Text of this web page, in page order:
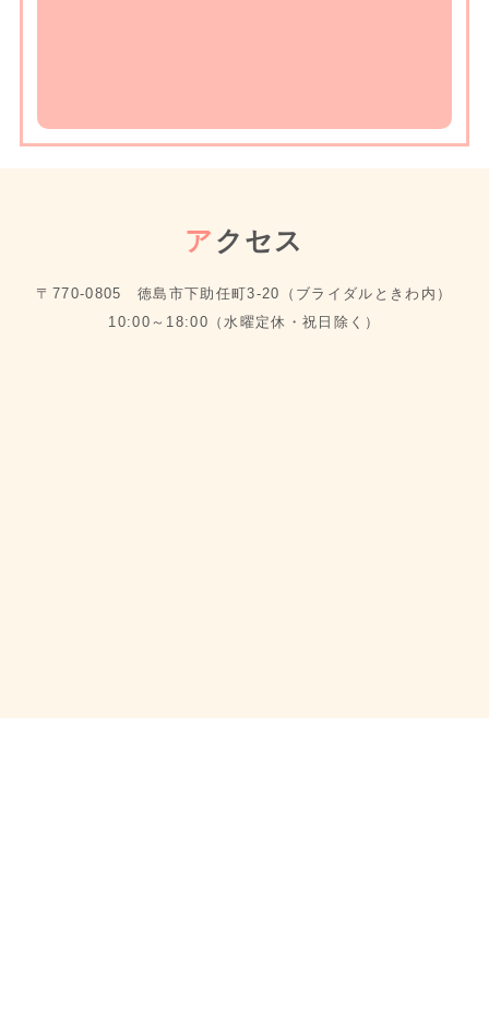
ア クセス
〒770-0805 徳島市下助任町3-20（ブライダルときわ内）
10:00～18:00（水曜定休・祝日除く）